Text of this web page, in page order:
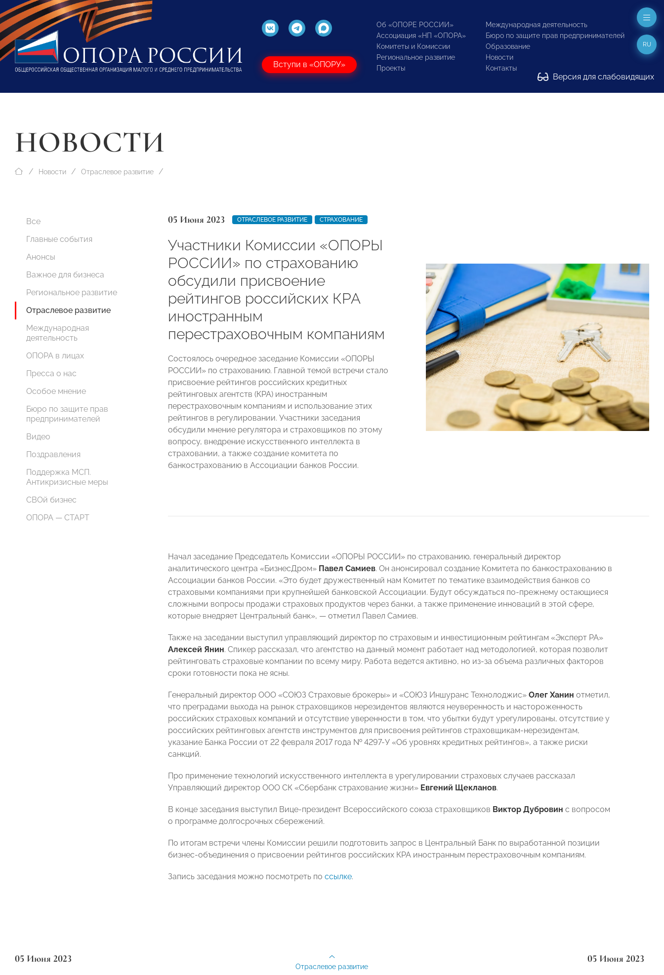
Вступи в «ОПОРУ»
Об «ОПОРЕ РОССИИ»
Ассоциация «НП «ОПОРА»
Комитеты и Комиссии
Региональное развитие
Проекты
Международная деятельность
Бюро по защите прав предпринимателей
Образование
Новости
Контакты
Версия для слабовидящих
RU
НОВОСТИ
Новости Отраслевое развитие
Все
Главные события
Анонсы
Важное для бизнеса
Региональное развитие
Отраслевое развитие
Международная
деятельность
ОПОРА в лицах
Пресса о нас
Особое мнение
Бюро по защите прав
предпринимателей
Видео
Поздравления
Поддержка МСП.
Антикризисные меры
СВОй бизнес
ОПОРА — СТАРТ
05 Июня 2023 ОТРАСЛЕВОЕ РАЗВИТИЕ СТРАХОВАНИЕ
Участники Комиссии «ОПОРЫ
РОССИИ» по страхованию
обсудили присвоение
рейтингов российских КРА
иностранным
перестраховочным компаниям
Состоялось очередное заседание Комиссии «ОПОРЫ
РОССИИ» по страхованию. Главной темой встречи стало
присвоение рейтингов российских кредитных
рейтинговых агентств (КРА) иностранным
перестраховочным компаниям и использование этих
рейтингов в регулировании. Участники заседания
обсудили мнение регулятора и страховщиков по этому
вопросу, внедрение искусственного интеллекта в
страховании, а также создание комитета по
банкострахованию в Ассоциации банков России.
Начал заседание Председатель Комиссии «ОПОРЫ РОССИИ» по страхованию, генеральный директор
аналитического центра «БизнесДром» Павел Самиев. Он анонсировал создание Комитета по банкострахованию в
Ассоциации банков России. «Это будет дружественный нам Комитет по тематике взаимодействия банков со
страховыми компаниями при крупнейшей банковской Ассоциации. Будут обсуждаться по-прежнему остающиеся
сложными вопросы продажи страховых продуктов через банки, а также применение инноваций в этой сфере,
которые внедряет Центральный банк», — отметил Павел Самиев.
Также на заседании выступил управляющий директор по страховым и инвестиционным рейтингам «Эксперт РА»
Алексей Янин. Спикер рассказал, что агентство на данный момент работает над методологией, которая позволит
рейтинговать страховые компании по всему миру. Работа ведется активно, но из-за объема различных факторов
сроки готовности пока не ясны.
Генеральный директор ООО «СОЮЗ Страховые брокеры» и «СОЮЗ Иншуранс Технолоджис» Олег Ханин отметил,
что преградами выхода на рынок страховщиков нерезидентов являются неуверенность и настороженность
российских страховых компаний и отсутствие уверенности в том, что убытки будут урегулированы, отсутствие у
российских рейтинговых агентств инструментов для присвоения рейтингов страховщикам-нерезидентам,
указание Банка России от 22 февраля 2017 года № 4297-У «Об уровнях кредитных рейтингов», а также риски
санкций.
Про применение технологий искусственного интеллекта в урегулировании страховых случаев рассказал
Управляющий директор ООО СК «Сбербанк страхование жизни» Евгений Щекланов.
В конце заседания выступил Вице-президент Всероссийского союза страховщиков Виктор Дубровин с вопросом
о программе долгосрочных сбережений.
По итогам встречи члены Комиссии решили подготовить запрос в Центральный Банк по выработанной позиции
бизнес-объединения о присвоении рейтингов российских КРА иностранным перестраховочным компаниям.
Запись заседания можно посмотреть по ссылке.
05 Июня 2023 05 Июня 2023
Отраслевое развитие